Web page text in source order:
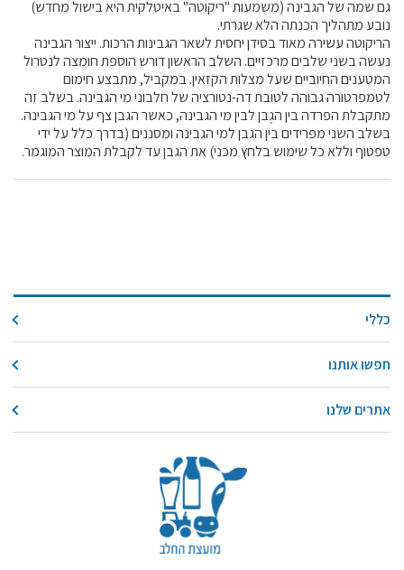
גם שמה של הגבינה (משמעות "ריקוטה" באיטלקית היא בישול מחדש)
נובע מתהליך הכנתה הלא שגרתי.
הריקוטה עשירה מאוד בסידן יחסית לשאר הגבינות הרכות. ייצור הגבינה
נעשה בשני שלבים מרכזיים. השלב הראשון דורש הוספת חומצה לנטרול
המטענים החיוביים שעל מצלות הקזאין. במקביל, מתבצע חימום
לטמפרטורה גבוהה לטובת דה-נטורציה של חלבוני מי הגבינה. בשלב זה
מתקבלת הפרדה בין הגֶ‏בּ‏ן לבין מי הגבינה, כאשר הגבן צף על מי הגבינה.
בשלב השני מפרידים בין הגבן למי הגבינה ומסננים (בדרך כלל על ידי
טפטוף וללא כל שימוש בלחץ מכני) את הגבן עד לקבלת המוצר המוגמר.
כללי
חפשו אותנו
אתרים שלנו